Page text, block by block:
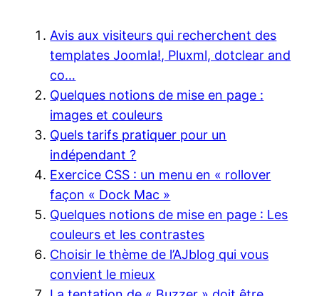
Avis aux visiteurs qui recherchent des
templates Joomla!, Pluxml, dotclear and
co…
Quelques notions de mise en page :
images et couleurs
Quels tarifs pratiquer pour un
indépendant ?
Exercice CSS : un menu en « rollover
façon « Dock Mac »
Quelques notions de mise en page : Les
couleurs et les contrastes
Choisir le thème de l’AJblog qui vous
convient le mieux